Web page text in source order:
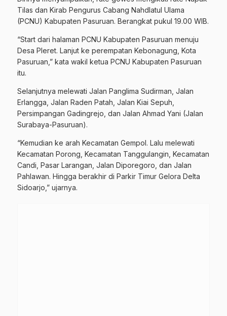
Tilas dan Kirab Pengurus Cabang Nahdlatul Ulama
(PCNU) Kabupaten Pasuruan. Berangkat pukul 19.00 WIB.
“Start dari halaman PCNU Kabupaten Pasuruan menuju
Desa Pleret. Lanjut ke perempatan Kebonagung, Kota
Pasuruan,” kata wakil ketua PCNU Kabupaten Pasuruan
itu.
Selanjutnya melewati Jalan Panglima Sudirman, Jalan
Erlangga, Jalan Raden Patah, Jalan Kiai Sepuh,
Persimpangan Gadingrejo, dan Jalan Ahmad Yani (Jalan
Surabaya-Pasuruan).
“Kemudian ke arah Kecamatan Gempol. Lalu melewati
Kecamatan Porong, Kecamatan Tanggulangin, Kecamatan
Candi, Pasar Larangan, Jalan Diporegoro, dan Jalan
Pahlawan. Hingga berakhir di Parkir Timur Gelora Delta
Sidoarjo,” ujarnya.